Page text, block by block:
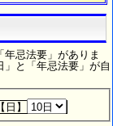
忌法要」がありま
と「年忌法要」が自
【日】